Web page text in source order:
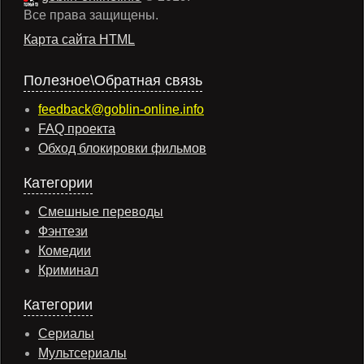
Все права защищены.
Карта сайта HTML
Полезное\Обратная связь
feedback@goblin-online.info
FAQ проекта
Обход блокировки фильмов
Категории
Смешные переводы
Фэнтези
Комедии
Криминал
Категории
Сериалы
Мультсериалы